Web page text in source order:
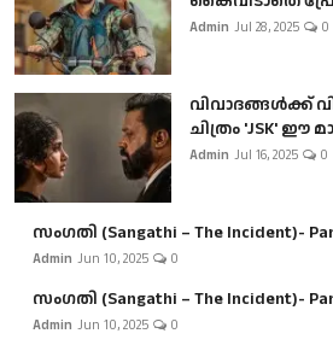
Admin Jul 28, 2025 0
വിവാദങ്ങൾക്ക്
ചിത്രം 'JSK' ഈ
Admin Jul 16, 2025 0
സംഗതി (Sangathi – The Incident)-
Admin Jun 10, 2025 0
സംഗതി (Sangathi – The Incident)-
Admin Jun 10, 2025 0